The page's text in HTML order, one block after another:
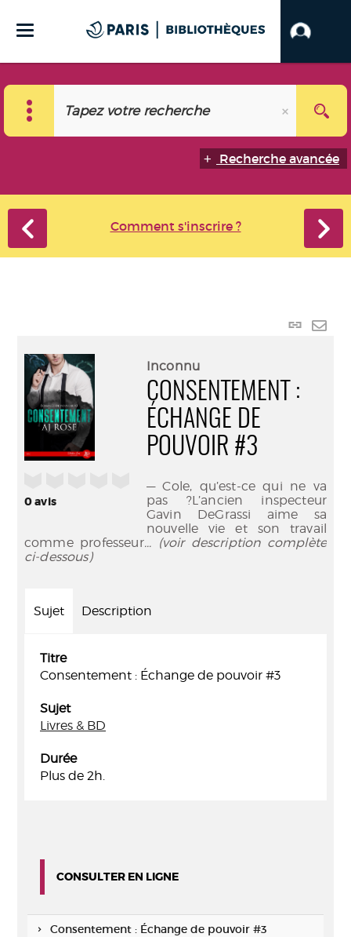
Recherche avancée
Comment s'inscrire ?
Lien
0avis
Inconnu
CONSENTEMENT :
ÉCHANGE DE
POUVOIR #3
— Cole, qu’est-ce qui ne va
pas ?L’ancien inspecteur
Gavin DeGrassi aime sa
nouvelle vie et son travail
comme professeur... (voir description complète
ci-dessous)
Sujet Description
Titre
Consentement : Échange de pouvoir #3
Sujet
Livres & BD
Durée
Plus de 2h.
CONSULTER EN LIGNE
Consentement : Échange de pouvoir #3